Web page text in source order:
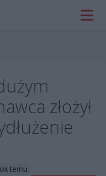
złożył
temu